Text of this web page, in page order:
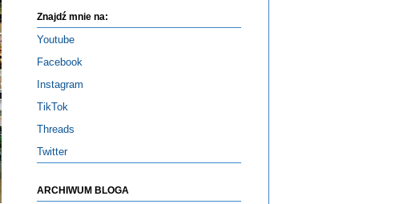
Znajdź mnie na:
Youtube
Facebook
Instagram
TikTok
Threads
Twitter
ARCHIWUM BLOGA